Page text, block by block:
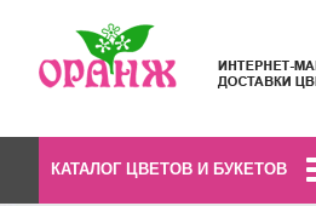
КАТАЛОГ ЦВЕТОВ И БУКЕТОВ